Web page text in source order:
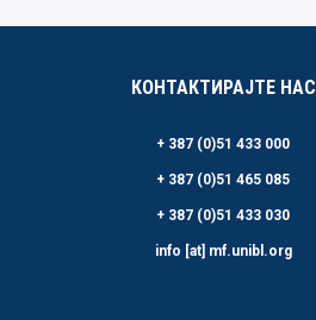
КОНТАКТИРАЈТЕ НАС
+ 387 (0)51 433 000
+ 387 (0)51 465 085
+ 387 (0)51 433 030
info [at] mf.unibl.org